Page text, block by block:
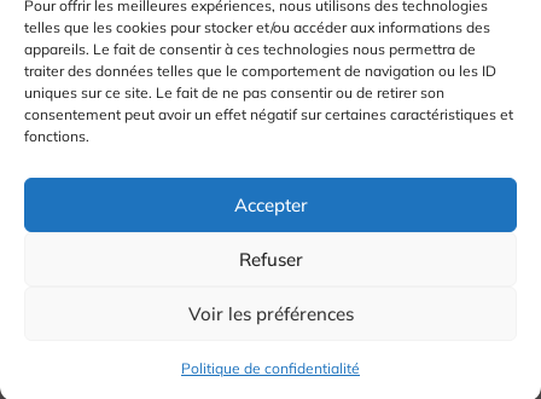
Pour offrir les meilleures expériences, nous utilisons des technologies
telles que les cookies pour stocker et/ou accéder aux informations des
appareils. Le fait de consentir à ces technologies nous permettra de
traiter des données telles que le comportement de navigation ou les ID
uniques sur ce site. Le fait de ne pas consentir ou de retirer son
consentement peut avoir un effet négatif sur certaines caractéristiques et
fonctions.
Accepter
Refuser
Voir les préférences
Politique de confidentialité
Gestion des Cookies
© 2026 Radio Calade